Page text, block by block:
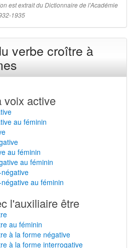
est extrait du Dictionnaire de l'Académie
1935
verbe croître à
voix active
au féminin
au féminin
au féminin
au féminin
l'auxiliaire être
au féminin
à la forme négative
à la forme interrogative